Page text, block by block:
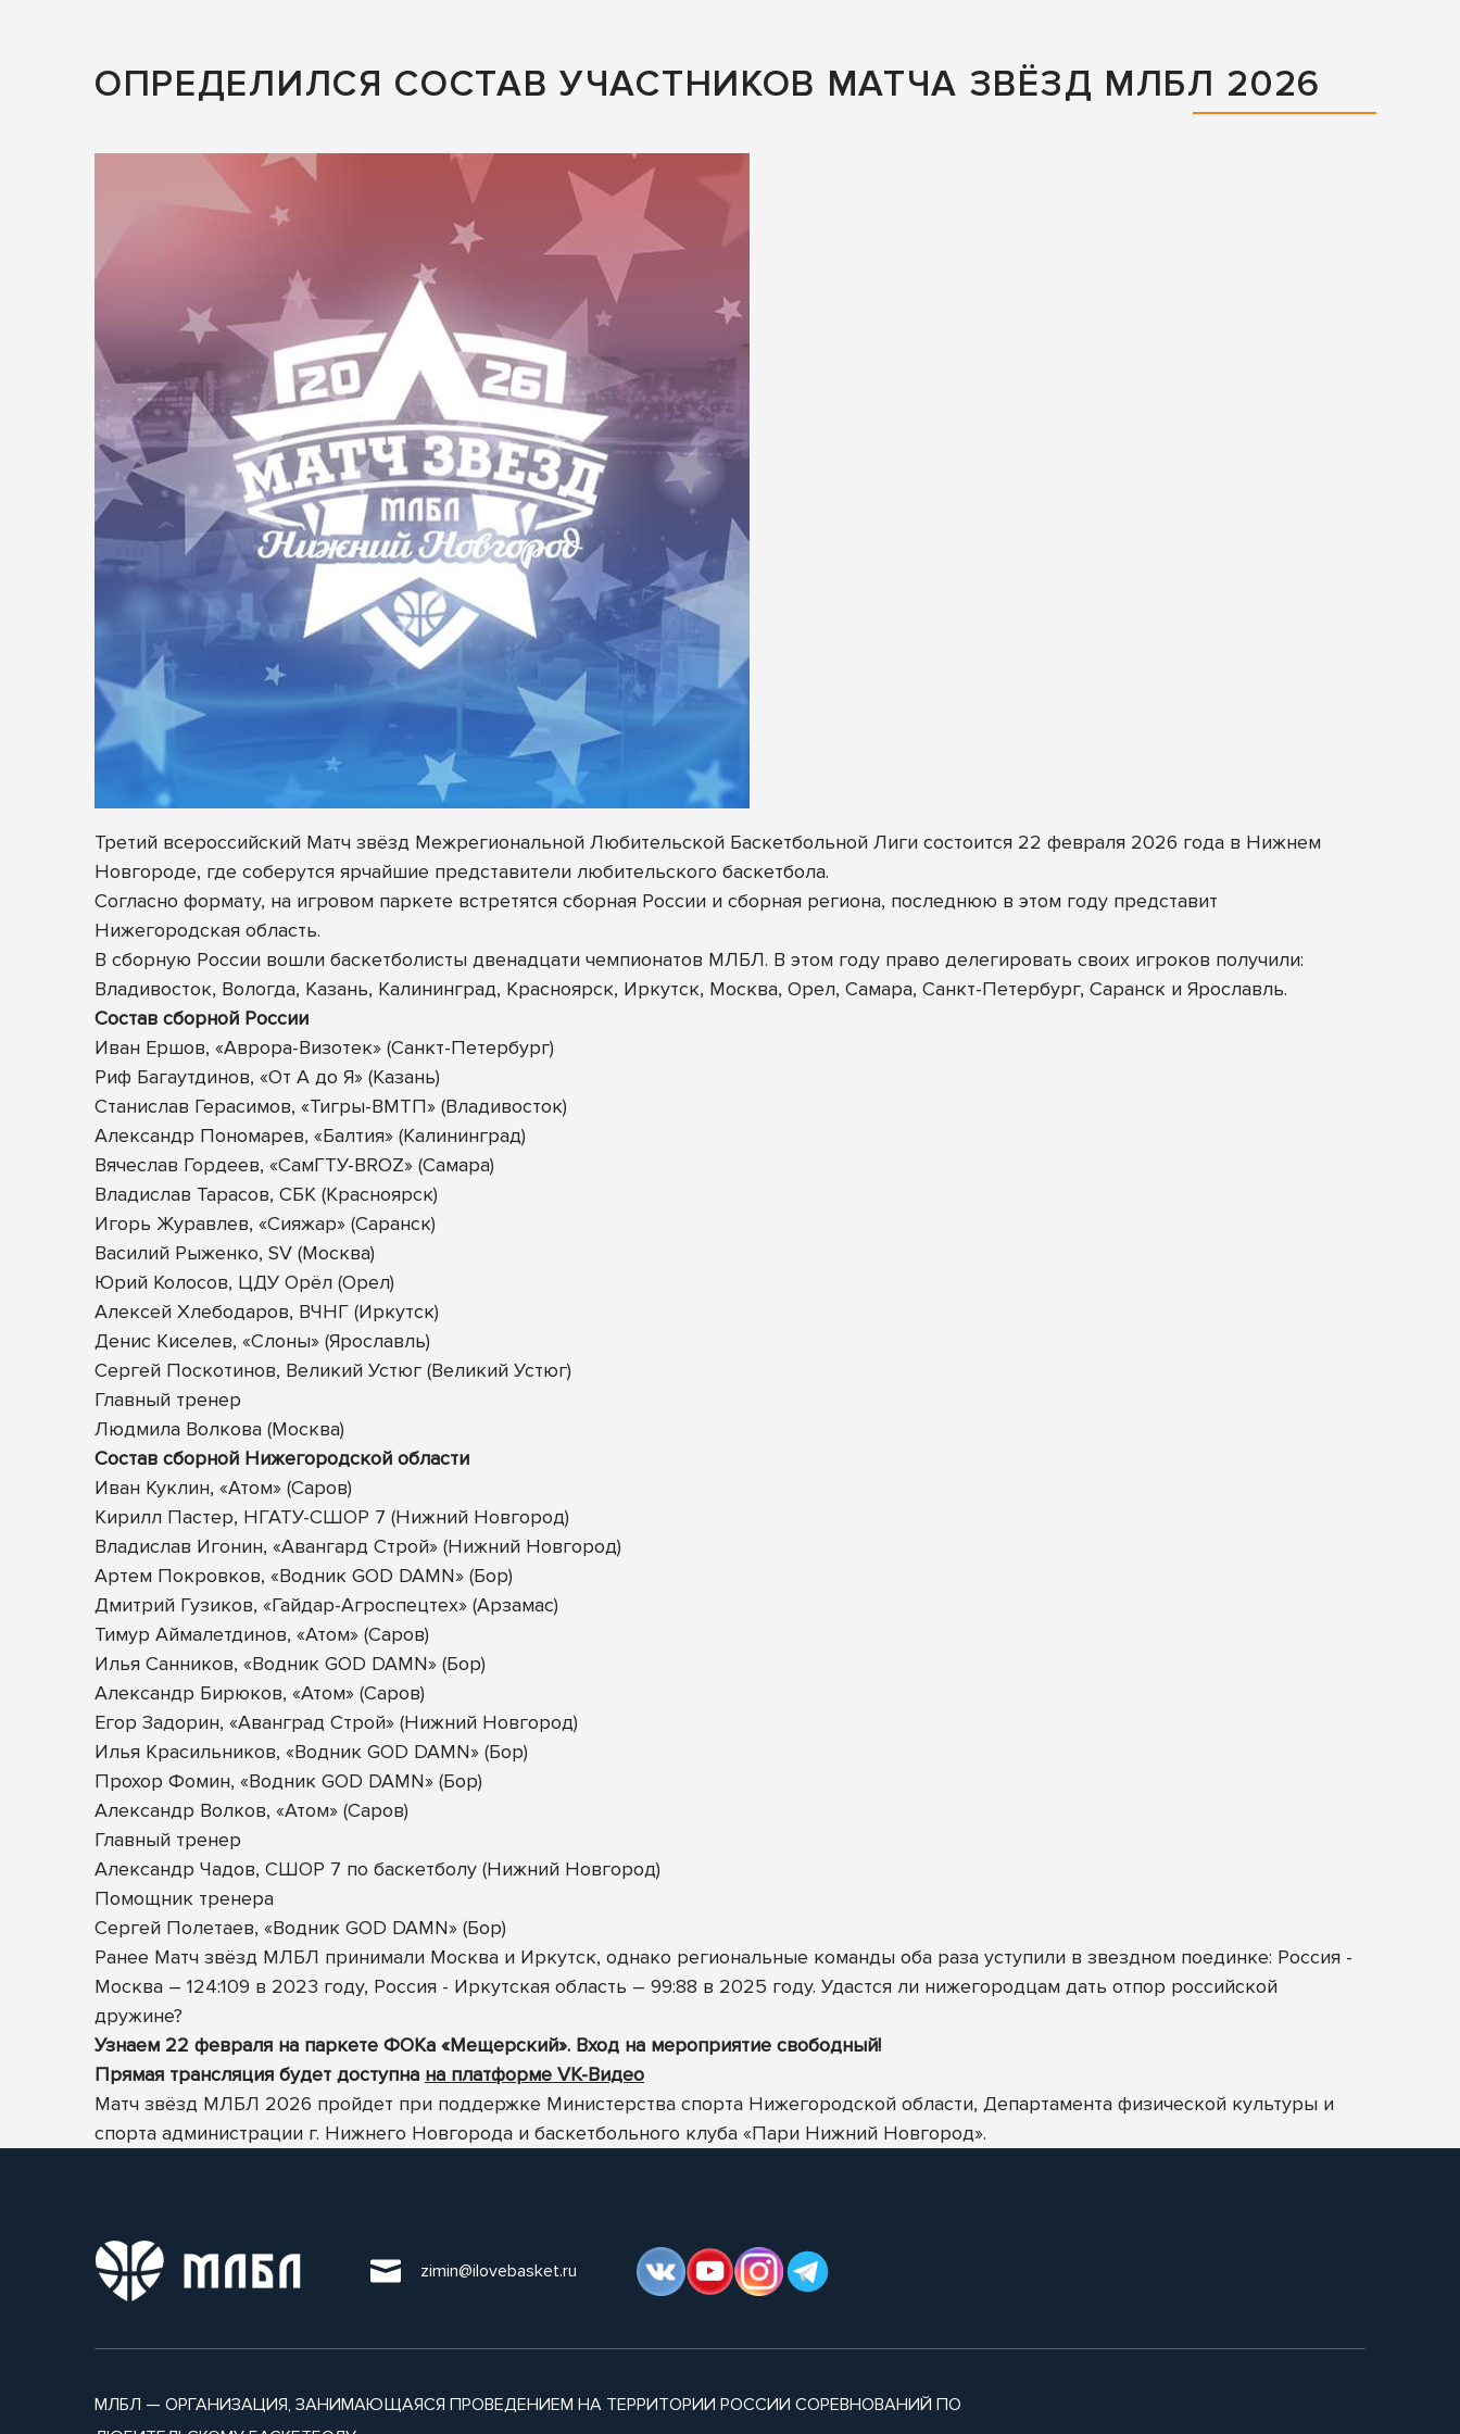
ОПРЕДЕЛИЛСЯ СОСТАВ УЧАСТНИКОВ МАТЧА ЗВЁЗД МЛБЛ 2026
Третий всероссийский Матч звёзд Межрегиональной Любительской Баскетбольной Лиги состоится 22 февраля 2026 года в Нижнем
Новгороде, где соберутся ярчайшие представители любительского баскетбола.
Согласно формату, на игровом паркете встретятся сборная России и сборная региона, последнюю в этом году представит
Нижегородская область.
В сборную России вошли баскетболисты двенадцати чемпионатов МЛБЛ. В этом году право делегировать своих игроков получили:
Владивосток, Вологда, Казань, Калининград, Красноярск, Иркутск, Москва, Орел, Самара, Санкт-Петербург, Саранск и Ярославль.
Состав сборной России
Иван Ершов, «Аврора-Визотек» (Санкт-Петербург)
Риф Багаутдинов, «От А до Я» (Казань)
Станислав Герасимов, «Тигры-ВМТП» (Владивосток)
Александр Пономарев, «Балтия» (Калининград)
Вячеслав Гордеев, «СамГТУ-BROZ» (Самара)
Владислав Тарасов, СБК (Красноярск)
Игорь Журавлев, «Сияжар» (Саранск)
Василий Рыженко, SV (Москва)
Юрий Колосов, ЦДУ Орёл (Орел)
Алексей Хлебодаров, ВЧНГ (Иркутск)
Денис Киселев, «Слоны» (Ярославль)
Сергей Поскотинов, Великий Устюг (Великий Устюг)
Главный тренер
Людмила Волкова (Москва)
Состав сборной Нижегородской области
Иван Куклин, «Атом» (Саров)
Кирилл Пастер, НГАТУ-СШОР 7 (Нижний Новгород)
Владислав Игонин, «Авангард Строй» (Нижний Новгород)
Артем Покровков, «Водник GOD DAMN» (Бор)
Дмитрий Гузиков, «Гайдар-Агроспецтех» (Арзамас)
Тимур Аймалетдинов, «Атом» (Саров)
Илья Санников, «Водник GOD DAMN» (Бор)
Александр Бирюков, «Атом» (Саров)
Егор Задорин, «Аванград Строй» (Нижний Новгород)
Илья Красильников, «Водник GOD DAMN» (Бор)
Прохор Фомин, «Водник GOD DAMN» (Бор)
Александр Волков, «Атом» (Саров)
Главный тренер
Александр Чадов, СШОР 7 по баскетболу (Нижний Новгород)
Помощник тренера
Сергей Полетаев, «Водник GOD DAMN» (Бор)
Ранее Матч звёзд МЛБЛ принимали Москва и Иркутск, однако региональные команды оба раза уступили в звездном поединке: Россия -
Москва – 124:109 в 2023 году, Россия - Иркутская область – 99:88 в 2025 году. Удастся ли нижегородцам дать отпор российской
дружине?
Узнаем 22 февраля на паркете ФОКа «Мещерский». Вход на мероприятие свободный!
Прямая трансляция будет доступна на платформе VK-Видео
Матч звёзд МЛБЛ 2026 пройдет при поддержке Министерства спорта Нижегородской области, Департамента физической культуры и
спорта администрации г. Нижнего Новгорода и баскетбольного клуба «Пари Нижний Новгород».
zimin@ilovebasket.ru
МЛБЛ — ОРГАНИЗАЦИЯ, ЗАНИМАЮЩАЯСЯ ПРОВЕДЕНИЕМ НА ТЕРРИТОРИИ РОССИИ СОРЕВНОВАНИЙ ПО